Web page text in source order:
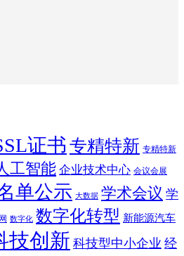
证书 专精特新 专精特新
工智能 企业技术中心 会议会展
单公示 大数据 学术会议 学
数字化 数字化转型 新能源汽车
技创新 科技型中小企业 经